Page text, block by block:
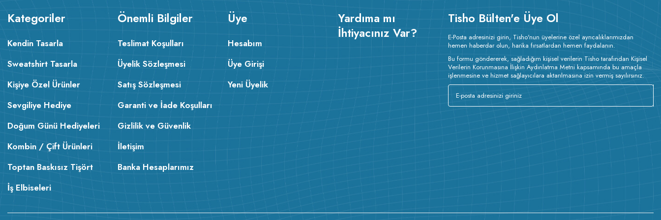
Kategoriler
Kendin Tasarla
Sweatshirt Tasarla
Kişiye Özel Ürünler
Sevgiliye Hediye
Doğum Günü Hediyeleri
Kombin / Çift Ürünleri
Toptan Baskısız Tişört
İş Elbiseleri
Önemli Bilgiler
Teslimat Koşulları
Üyelik Sözleşmesi
Satış Sözleşmesi
Garanti ve İade Koşulları
Gizlilik ve Güvenlik
İletişim
Banka Hesaplarımız
Üye
Hesabım
Üye Girişi
Yeni Üyelik
Yardıma mı
İhtiyacınız Var?
Tisho Bülten'e Üye Ol
E-Posta adresinizi girin, Tisho'nun üyelerine özel ayrıcalıklarımızdan
hemen haberdar olun, harika fırsatlardan hemen faydalanın.
Bu formu göndererek, sağladığım kişisel verilerin Tisho tarafından Kişisel
Verilerin Korunmasına İlişkin Aydınlatma Metni kapsamında bu amaçla
işlenmesine ve hizmet sağlayıcılara aktarılmasına izin vermiş sayılırsınız.